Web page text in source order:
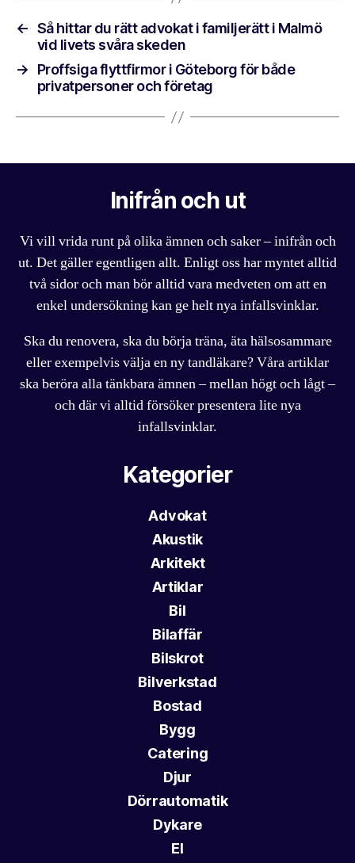
← Så hittar du rätt advokat i familjerätt i Malmö
vid livets svåra skeden
→
Proffsiga flyttfirmor i Göteborg för både
privatpersoner och företag
Inifrån och ut
Vi vill vrida runt på olika ämnen och saker – inifrån och
ut. Det gäller egentligen allt. Enligt oss har myntet alltid
två sidor och man bör alltid vara medveten om att en
enkel undersökning kan ge helt nya infallsvinklar.
Ska du renovera, ska du börja träna, äta hälsosammare
eller exempelvis välja en ny tandläkare? Våra artiklar
ska beröra alla tänkbara ämnen – mellan högt och lågt –
och där vi alltid försöker presentera lite nya
infallsvinklar.
Kategorier
Advokat
Akustik
Arkitekt
Artiklar
Bil
Bilaffär
Bilskrot
Bilverkstad
Bostad
Bygg
Catering
Djur
Dörrautomatik
Dykare
El